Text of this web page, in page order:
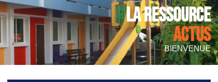
LA RESSOURCE
ACTUS
BIENVENUE